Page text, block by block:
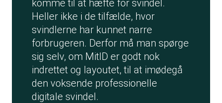
komme til at hæfte for svindel.
Heller ikke i de tilfælde, hvor
svindlerne har kunnet narre
forbrugeren. Derfor må man spørge
sig selv, om MitID er godt nok
indrettet og layoutet, til at imødegå
den voksende professionelle
digitale svindel.